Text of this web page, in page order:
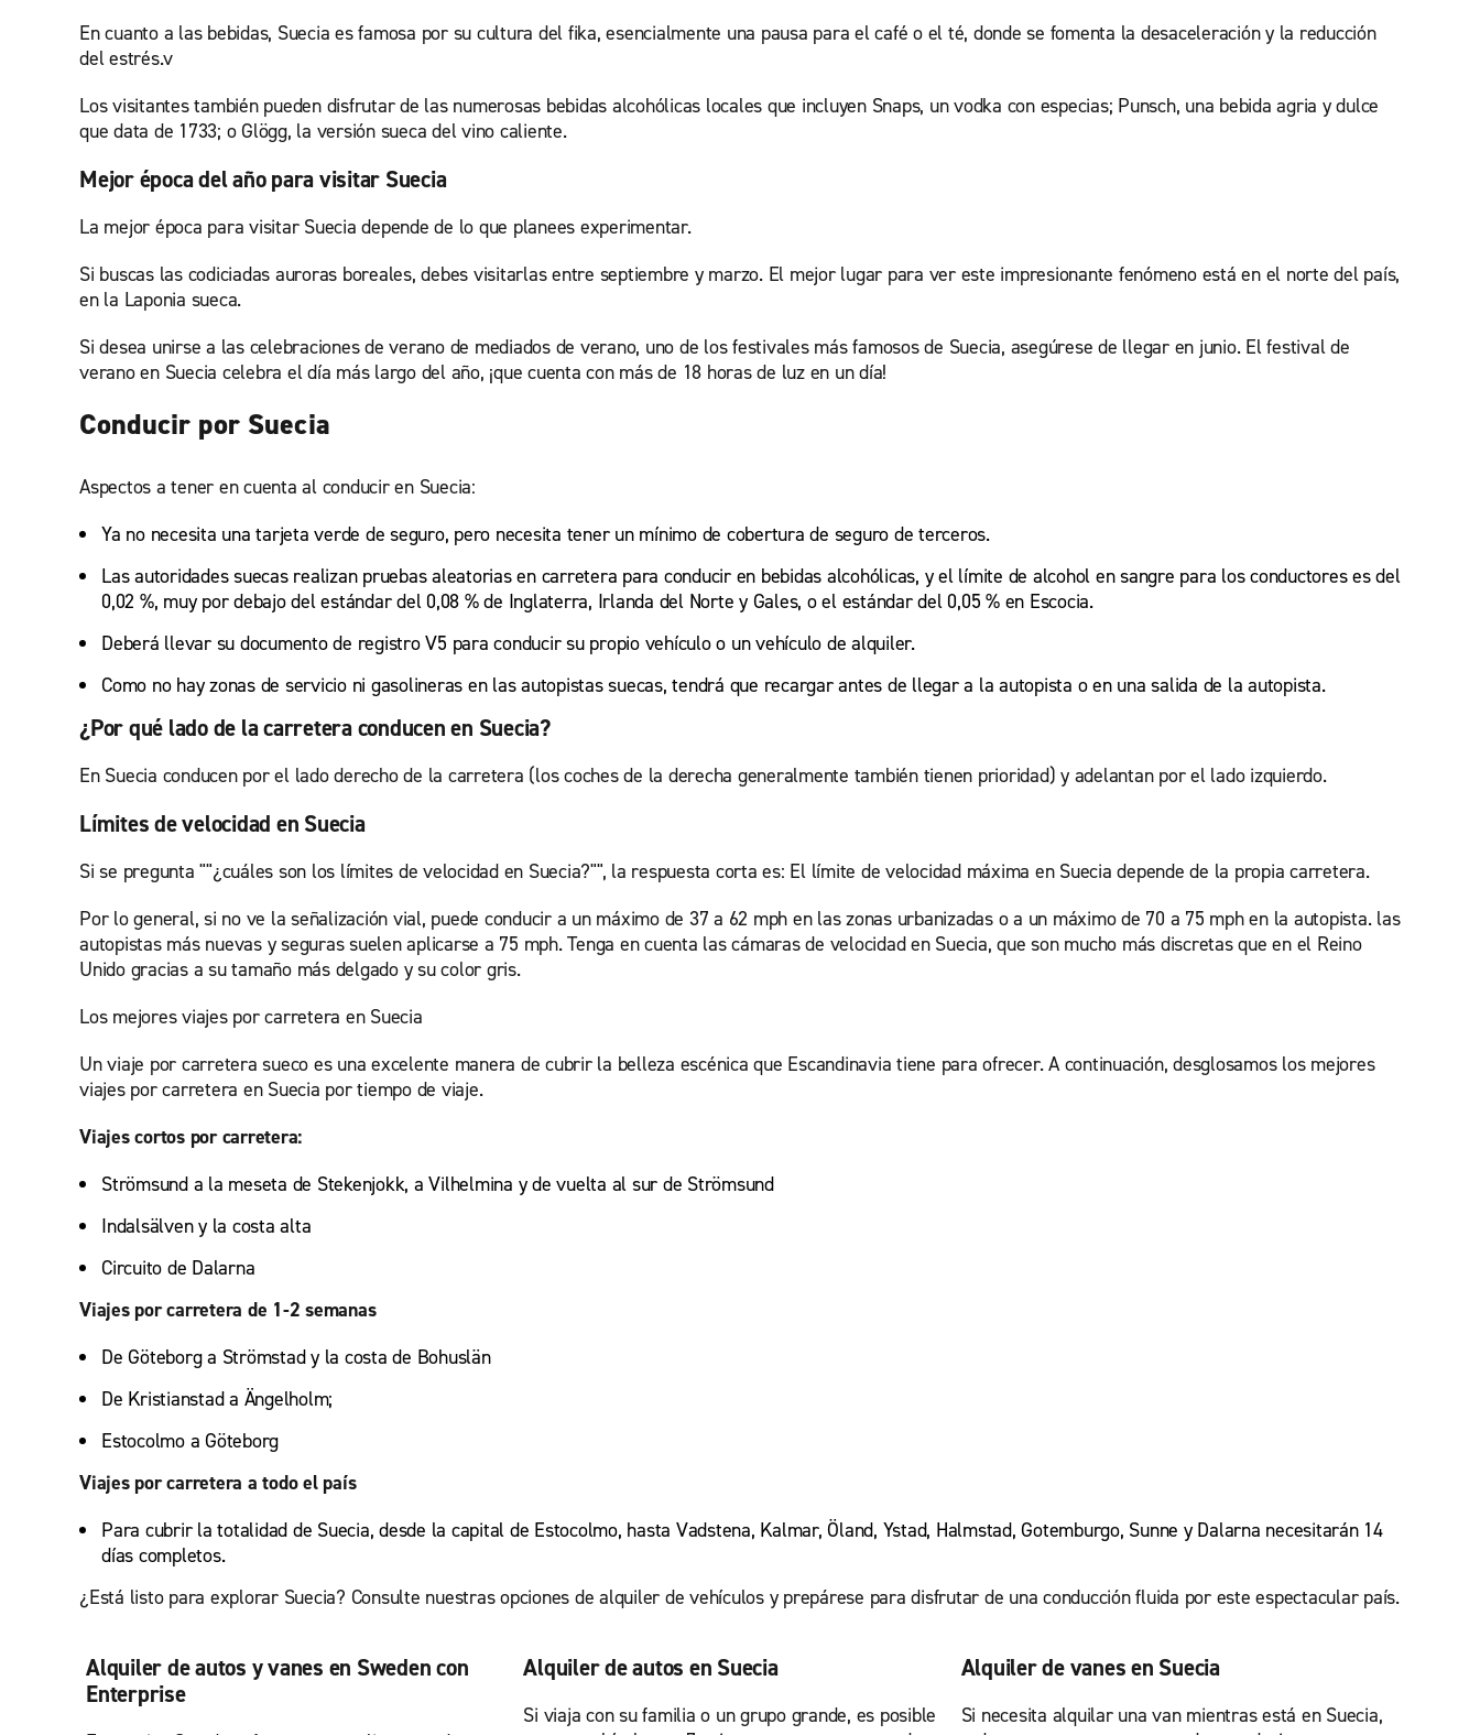
En cuanto a las bebidas, Suecia es famosa por su cultura del fika, esencialmente una pausa para el café o el té, donde se fomenta la desaceleración y la reducción
del estrés.v
Los visitantes también pueden disfrutar de las numerosas bebidas alcohólicas locales que incluyen Snaps, un vodka con especias; Punsch, una bebida agria y dulce
que data de 1733; o Glögg, la versión sueca del vino caliente.
Mejor época del año para visitar Suecia
La mejor época para visitar Suecia depende de lo que planees experimentar.
Si buscas las codiciadas auroras boreales, debes visitarlas entre septiembre y marzo. El mejor lugar para ver este impresionante fenómeno está en el norte del país,
en la Laponia sueca.
Si desea unirse a las celebraciones de verano de mediados de verano, uno de los festivales más famosos de Suecia, asegúrese de llegar en junio. El festival de
verano en Suecia celebra el día más largo del año, ¡que cuenta con más de 18 horas de luz en un día!
Conducir por Suecia
Aspectos a tener en cuenta al conducir en Suecia:
Ya no necesita una tarjeta verde de seguro, pero necesita tener un mínimo de cobertura de seguro de terceros.
Las autoridades suecas realizan pruebas aleatorias en carretera para conducir en bebidas alcohólicas, y el límite de alcohol en sangre para los conductores es del
0,02 %, muy por debajo del estándar del 0,08 % de Inglaterra, Irlanda del Norte y Gales, o el estándar del 0,05 % en Escocia.
Deberá llevar su documento de registro V5 para conducir su propio vehículo o un vehículo de alquiler.
Como no hay zonas de servicio ni gasolineras en las autopistas suecas, tendrá que recargar antes de llegar a la autopista o en una salida de la autopista.
¿Por qué lado de la carretera conducen en Suecia?
En Suecia conducen por el lado derecho de la carretera (los coches de la derecha generalmente también tienen prioridad) y adelantan por el lado izquierdo.
Límites de velocidad en Suecia
Si se pregunta ""¿cuáles son los límites de velocidad en Suecia?"", la respuesta corta es: El límite de velocidad máxima en Suecia depende de la propia carretera.
Por lo general, si no ve la señalización vial, puede conducir a un máximo de 37 a 62 mph en las zonas urbanizadas o a un máximo de 70 a 75 mph en la autopista. las
autopistas más nuevas y seguras suelen aplicarse a 75 mph. Tenga en cuenta las cámaras de velocidad en Suecia, que son mucho más discretas que en el Reino
Unido gracias a su tamaño más delgado y su color gris.
Los mejores viajes por carretera en Suecia
Un viaje por carretera sueco es una excelente manera de cubrir la belleza escénica que Escandinavia tiene para ofrecer. A continuación, desglosamos los mejores
viajes por carretera en Suecia por tiempo de viaje.
Viajes cortos por carretera:
Strömsund a la meseta de Stekenjokk, a Vilhelmina y de vuelta al sur de Strömsund
Indalsälven y la costa alta
Circuito de Dalarna
Viajes por carretera de 1-2 semanas
De Göteborg a Strömstad y la costa de Bohuslän
De Kristianstad a Ängelholm;
Estocolmo a Göteborg
Viajes por carretera a todo el país
Para cubrir la totalidad de Suecia, desde la capital de Estocolmo, hasta Vadstena, Kalmar, Öland, Ystad, Halmstad, Gotemburgo, Sunne y Dalarna necesitarán 14
días completos.
¿Está listo para explorar Suecia? Consulte nuestras opciones de alquiler de vehículos y prepárese para disfrutar de una conducción fluida por este espectacular país.
Alquiler de autos y vanes en Sweden con
Enterprise
Alquiler de autos en Suecia
Si viaja con su familia o un grupo grande, es posible
Alquiler de vanes en Suecia
Si necesita alquilar una van mientras está en Suecia,